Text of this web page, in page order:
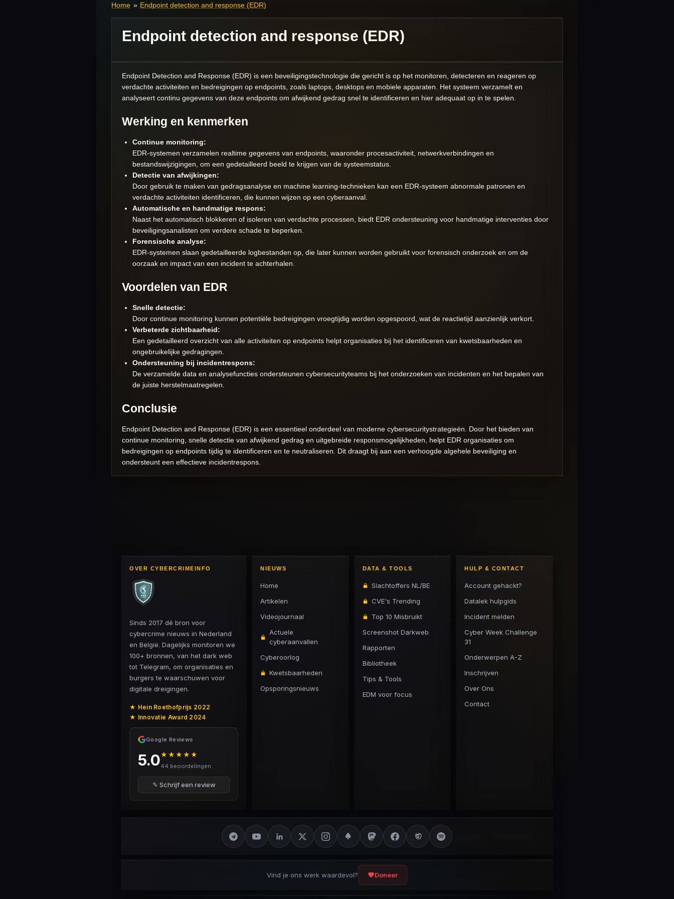
Home » Endpoint detection and response (EDR)
Endpoint detection and response (EDR)
Endpoint Detection and Response (EDR) is een beveiligingstechnologie die gericht is op het monitoren, detecteren en reageren op
verdachte activiteiten en bedreigingen op endpoints, zoals laptops, desktops en mobiele apparaten. Het systeem verzamelt en
analyseert continu gegevens van deze endpoints om afwijkend gedrag snel te identificeren en hier adequaat op in te spelen.
Werking en kenmerken
Continue monitoring:
EDR-systemen verzamelen realtime gegevens van endpoints, waaronder procesactiviteit, netwerkverbindingen en
bestandswijzigingen, om een gedetailleerd beeld te krijgen van de systeemstatus.
Detectie van afwijkingen:
Door gebruik te maken van gedragsanalyse en machine learning-technieken kan een EDR-systeem abnormale patronen en
verdachte activiteiten identificeren, die kunnen wijzen op een cyberaanval.
Automatische en handmatige respons:
Naast het automatisch blokkeren of isoleren van verdachte processen, biedt EDR ondersteuning voor handmatige interventies door
beveiligingsanalisten om verdere schade te beperken.
Forensische analyse:
EDR-systemen slaan gedetailleerde logbestanden op, die later kunnen worden gebruikt voor forensisch onderzoek en om de
oorzaak en impact van een incident te achterhalen.
Voordelen van EDR
Snelle detectie:
Door continue monitoring kunnen potentiële bedreigingen vroegtijdig worden opgespoord, wat de reactietijd aanzienlijk verkort.
Verbeterde zichtbaarheid:
Een gedetailleerd overzicht van alle activiteiten op endpoints helpt organisaties bij het identificeren van kwetsbaarheden en
ongebruikelijke gedragingen.
Ondersteuning bij incidentrespons:
De verzamelde data en analysefuncties ondersteunen cybersecurityteams bij het onderzoeken van incidenten en het bepalen van
de juiste herstelmaatregelen.
Conclusie
Endpoint Detection and Response (EDR) is een essentieel onderdeel van moderne cybersecuritystrategieën. Door het bieden van
continue monitoring, snelle detectie van afwijkend gedrag en uitgebreide responsmogelijkheden, helpt EDR organisaties om
bedreigingen op endpoints tijdig te identificeren en te neutraliseren. Dit draagt bij aan een verhoogde algehele beveiliging en
ondersteunt een effectieve incidentrespons.
OVER CYBERCRIMEINFO
Sinds 2017 dé bron voor
cybercrime nieuws in Nederland
en België. Dagelijks monitoren we
100+ bronnen, van het dark web
tot Telegram, om organisaties en
burgers te waarschuwen voor
digitale dreigingen.
★ Hein Roethofprijs 2022
★ Innovatie Award 2024
Google Reviews
5.0★★★★★
44 beoordelingen
✎ Schrijf een review
NIEUWS
Home
Artikelen
Videojournaal
Actuele
cyberaanvallen
Cyberoorlog
Kwetsbaarheden
Opsporingsnieuws
DATA & TOOLS
Slachtoffers NL/BE
CVE's Trending
Top 10 Misbruikt
Screenshot Darkweb
Rapporten
Bibliotheek
Tips & Tools
EDM voor focus
HULP & CONTACT
Account gehackt?
Datalek hulpgids
Incident melden
Cyber Week Challenge
31
Onderwerpen A-Z
Inschrijven
Over Ons
Contact
Vind je ons werk waardevol? Doneer